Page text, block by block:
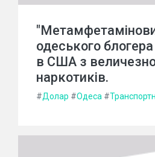
одеського
в США з
наркотиків.
#Долар #Одеса #